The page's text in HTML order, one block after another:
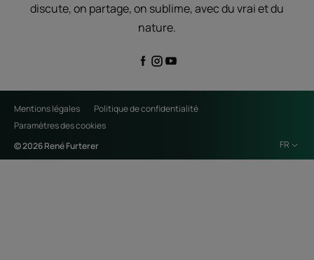
discute, on partage, on sublime, avec du vrai et du
nature.
Mentions légales
Politique de confidentialité
Paramètres des cookies
© 2026 René Furterer
FR